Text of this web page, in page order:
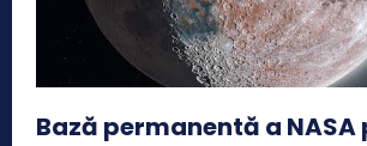
Bază permanentă a NASA